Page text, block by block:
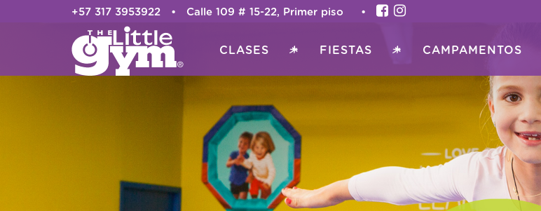
+57 317 3953922 • Calle 109 # 15-22, Primer piso •
CLASES FIESTAS CAMPAMENTOS